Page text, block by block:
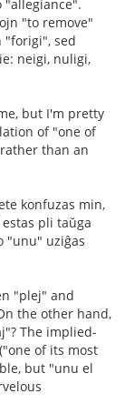
"allegiance".
"to remove"
"forigi", sed
neigi, nuligi,
but I'm pretty
of "one of
than an
konfuzas min,
pli taŭga
"unu" uziĝas
"plej" and
the other hand,
The implied-
of its most
but "unu el